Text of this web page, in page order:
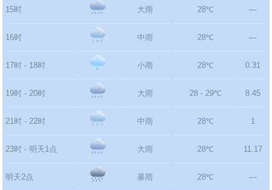
15时 大雨 28℃ —
16时 中雨 28℃ —
17时 - 18时 小雨 28℃ 0.31
19时 - 20时 大雨 28 - 29℃ 8.45
21时 - 22时 中雨 28℃ 1
23时 - 明天1点 大雨 28℃ 11.17
明天2点 暴雨 28℃ —